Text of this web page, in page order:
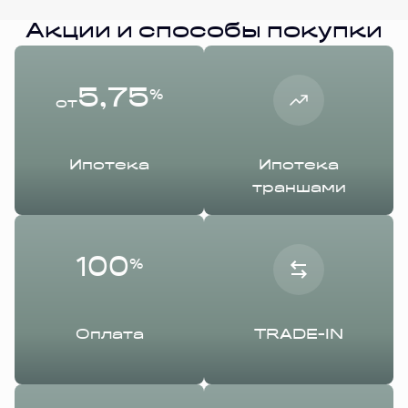
Акции и способы покупки
от5,75%
Ипотека
Ипотека
траншами
100%
Оплата TRADE-IN